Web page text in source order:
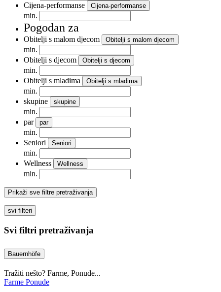
Cijena-performanse
Cijena-performanse
min.
Pogodan za
Obitelji s malom djecom Obitelji s malom djecom
min.
Obitelji s djecom
Obitelji s djecom
min.
Obitelji s mladima
Obitelji s mladima
min.
skupine
skupine
min.
par
par
min.
Seniori
Seniori
min.
Wellness
Wellness
min.
Prikaži sve filtre pretraživanja
svi filteri
Svi filtri pretraživanja
Bauernhöfe
Tražiti nešto? Farme, Ponude...
Farme Ponude